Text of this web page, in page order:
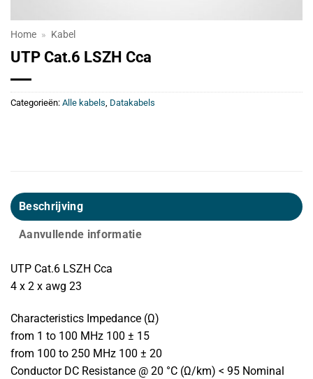
Home » Kabel
UTP Cat.6 LSZH Cca
Categorieën: Alle kabels Datakabels
Beschrijving
Aanvullende informatie
UTP Cat.6 LSZH Cca
4 x 2 x awg 23
Characteristics Impedance (Ω)
from 1 to 100 MHz 100 ± 15
from 100 to 250 MHz 100 ± 20
Conductor DC Resistance @ 20 °C (Ω/km) < 95 Nominal